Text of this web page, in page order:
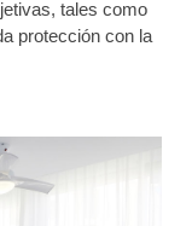
tales como
protección con la